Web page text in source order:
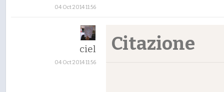
04 Oct 2014 11:56
ciel
04 Oct 2014 11:56
Citazione